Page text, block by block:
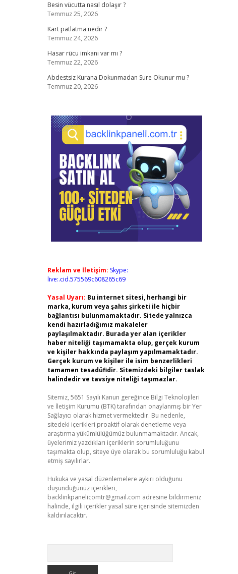
Besin vücutta nasıl dolaşır ?
Temmuz 25, 2026
Kart patlatma nedir ?
Temmuz 24, 2026
Hasar rücu imkanı var mı ?
Temmuz 22, 2026
Abdestsiz Kurana Dokunmadan Sure Okunur mu ?
Temmuz 20, 2026
Reklam ve İletişim: Skype:
live:.cid.575569c608265c69
Yasal Uyarı: Bu internet sitesi, herhangi bir
marka, kurum veya şahıs şirketi ile hiçbir
bağlantısı bulunmamaktadır. Sitede yalnızca
kendi hazırladığımız makaleler
paylaşılmaktadır. Burada yer alan içerikler
haber niteliği taşımamakta olup, gerçek kurum
ve kişiler hakkında paylaşım yapılmamaktadır.
Gerçek kurum ve kişiler ile isim benzerlikleri
tamamen tesadüfidir. Sitemizdeki bilgiler taslak
halindedir ve tavsiye niteliği taşımazlar.
Sitemiz, 5651 Sayılı Kanun gereğince Bilgi Teknolojileri
ve İletişim Kurumu (BTK) tarafından onaylanmış bir Yer
Sağlayıcı olarak hizmet vermektedir. Bu nedenle,
sitedeki içerikleri proaktif olarak denetleme veya
araştırma yükümlülüğümüz bulunmamaktadır. Ancak,
üyelerimiz yazdıkları içeriklerin sorumluluğunu
taşımakta olup, siteye üye olarak bu sorumluluğu kabul
etmiş sayılırlar.
Hukuka ve yasal düzenlemelere aykırı olduğunu
düşündüğünüz içerikleri,
backlinkpanelicomtr@gmail.com adresine bildirmeniz
halinde, ilgili içerikler yasal süre içerisinde sitemizden
kaldırılacaktır.